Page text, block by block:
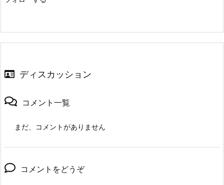
ディスカッション
コメント一覧
まだ、コメントがありません
コメントをどうぞ